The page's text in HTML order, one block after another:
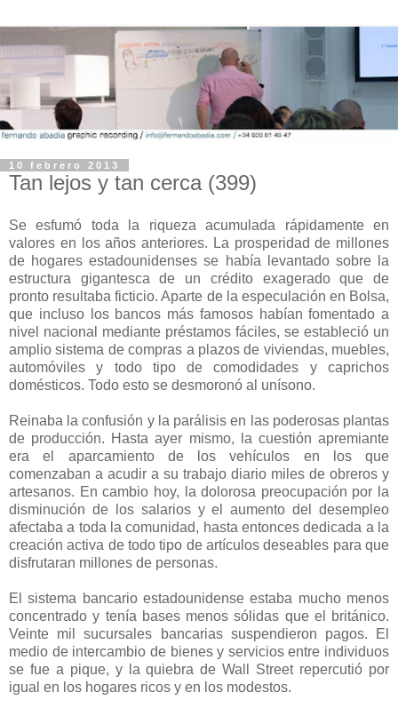
10 febrero 2013
Tan lejos y tan cerca (399)
Se esfumó toda la riqueza acumulada rápidamente en
valores en los años anteriores. La prosperidad de millones
de hogares estadounidenses se había levantado sobre la
estructura gigantesca de un crédito exagerado que de
pronto resultaba ficticio. Aparte de la especulación en Bolsa,
que incluso los bancos más famosos habían fomentado a
nivel nacional mediante préstamos fáciles, se estableció un
amplio sistema de compras a plazos de viviendas, muebles,
automóviles y todo tipo de comodidades y caprichos
domésticos. Todo esto se desmoronó al unísono.
Reinaba la confusión y la parálisis en las poderosas plantas
de producción. Hasta ayer mismo, la cuestión apremiante
era el aparcamiento de los vehículos en los que
comenzaban a acudir a su trabajo diario miles de obreros y
artesanos. En cambio hoy, la dolorosa preocupación por la
disminución de los salarios y el aumento del desempleo
afectaba a toda la comunidad, hasta entonces dedicada a la
creación activa de todo tipo de artículos deseables para que
disfrutaran millones de personas.
El sistema bancario estadounidense estaba mucho menos
concentrado y tenía bases menos sólidas que el británico.
Veinte mil sucursales bancarias suspendieron pagos. El
medio de intercambio de bienes y servicios entre individuos
se fue a pique, y la quiebra de Wall Street repercutió por
igual en los hogares ricos y en los modestos.